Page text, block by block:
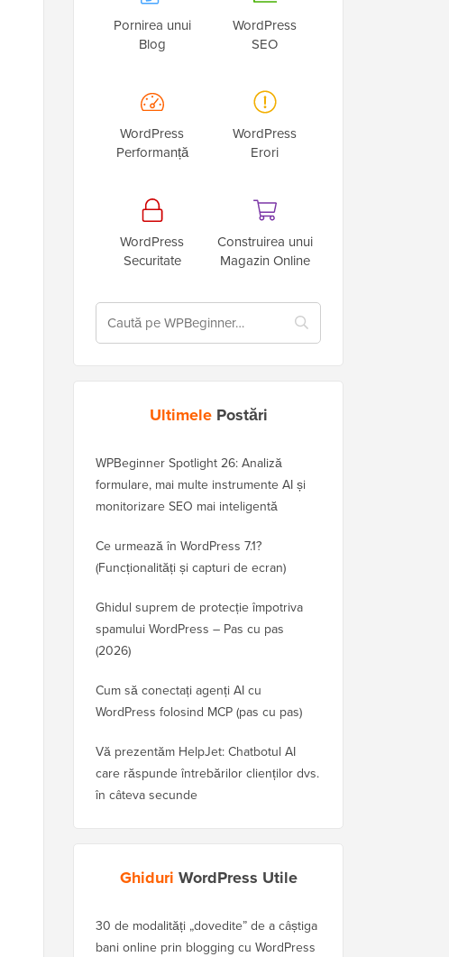
Pornirea unui
Blog
WordPress
SEO
WordPress
Performanță
WordPress
Erori
WordPress
Securitate
Construirea unui
Magazin Online
UltimelePostări
WPBeginner Spotlight 26: Analiză
formulare, mai multe instrumente AI și
monitorizare SEO mai inteligentă
Ce urmează în WordPress 7.1?
(Funcționalități și capturi de ecran)
Ghidul suprem de protecție împotriva
spamului WordPress – Pas cu pas
(2026)
Cum să conectați agenți AI cu
WordPress folosind MCP (pas cu pas)
Vă prezentăm HelpJet: Chatbotul AI
care răspunde întrebărilor clienților dvs.
în câteva secunde
Ghiduri WordPress Utile
30 de modalități „dovedite” de a câștiga
bani online prin blogging cu WordPress